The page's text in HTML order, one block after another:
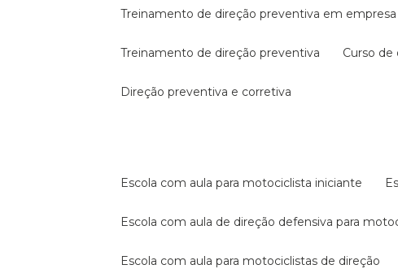
treinamento de direção preventiva em empresa
treinamento de direção preventiva curso
direção preventiva e corretiva
escola com aula para motociclista iniciante
escola com aula de direção defensiva para
escola com aula para motociclistas de direção